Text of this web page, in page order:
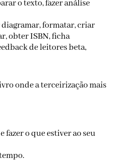
o texto, fazer análise
formatar, criar
obter ISBN, ficha
de leitores beta,
onde a terceirização mais
fazer o que estiver ao seu